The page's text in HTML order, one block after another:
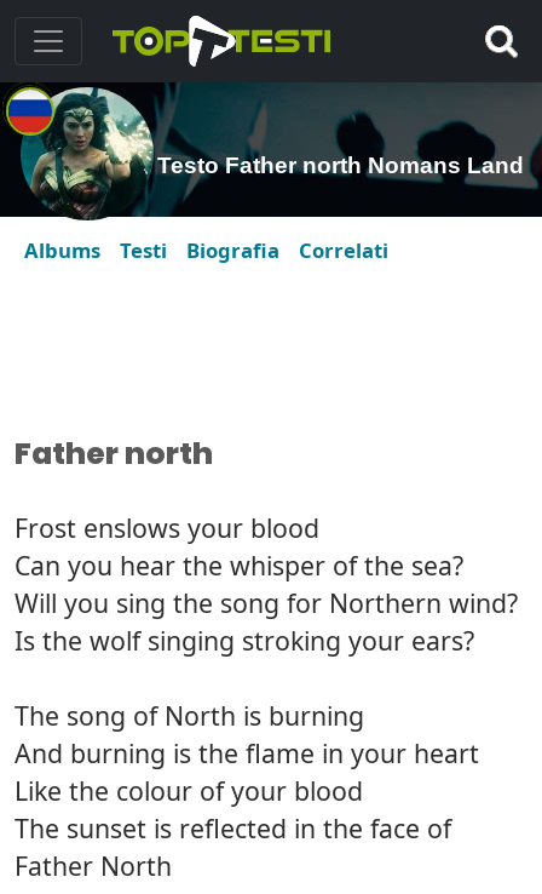
Testo Father north Nomans Land
Albums Testi Biografia Correlati
Father north
Frost enslows your blood
Can you hear the whisper of the sea?
Will you sing the song for Northern wind?
Is the wolf singing stroking your ears?
The song of North is burning
And burning is the flame in your heart
Like the colour of your blood
The sunset is reflected in the face of
Father North